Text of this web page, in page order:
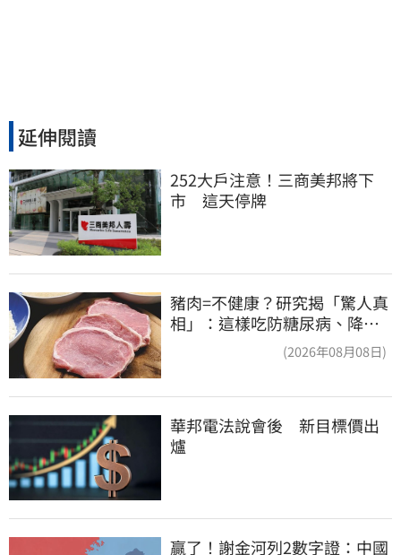
延伸閱讀
252大戶注意！三商美邦將下
市　這天停牌
豬肉=不健康？研究揭「驚人真
相」：這樣吃防糖尿病、降膽
(2026年08月08日)
華邦電法說會後　新目標價出
爐
贏了！謝金河列2數字證：中國